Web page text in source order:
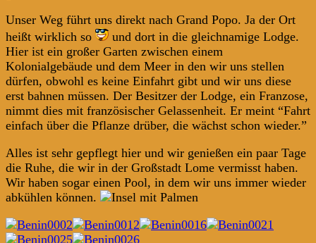
Unser Weg führt uns direkt nach Grand Popo. Ja der Ort
heißt wirklich so
und dort in die gleichnamige Lodge.
Hier ist ein großer Garten zwischen einem
Kolonialgebäude und dem Meer in den wir uns stellen
dürfen, obwohl es keine Einfahrt gibt und wir uns diese
erst bahnen müssen. Der Besitzer der Lodge, ein Franzose,
nimmt dies mit französischer Gelassenheit. Er meint “Fahrt
einfach über die Pflanze drüber, die wächst schon wieder.”
Alles ist sehr gepflegt hier und wir genießen ein paar Tage
die Ruhe, die wir in der Großstadt Lome vermisst haben.
Wir haben sogar einen Pool, in dem wir uns immer wieder
abkühlen können.